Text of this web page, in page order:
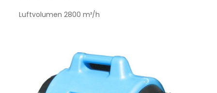
Luftvolumen 2800 m³/h